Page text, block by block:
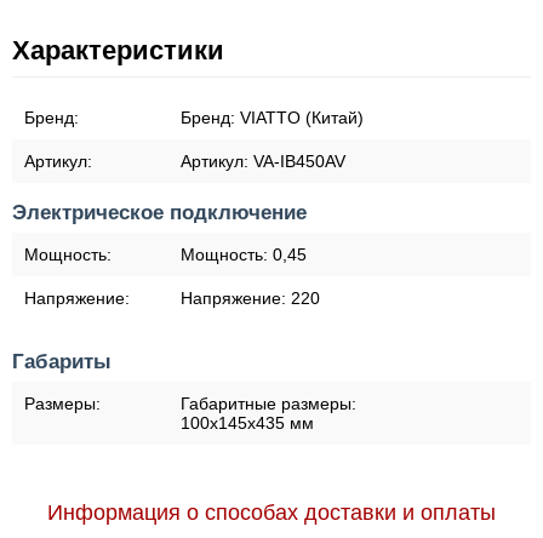
Характеристики
Бренд: Бренд: VIATTO (Китай)
Артикул: Артикул: VA-IB450AV
Электрическое подключение
Мощность: Мощность: 0,45
Напряжение: Напряжение: 220
Габариты
Размеры:
Габаритные размеры:
100x145x435 мм
Информация о способах доставки и оплаты